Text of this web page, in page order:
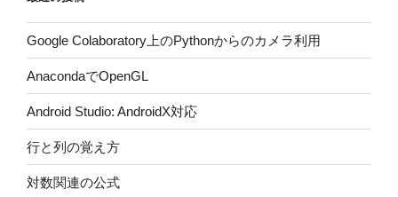
Google Colaboratory上のPythonからのカメラ利用
AnacondaでOpenGL
Android Studio: AndroidX対応
行と列の覚え方
対数関連の公式